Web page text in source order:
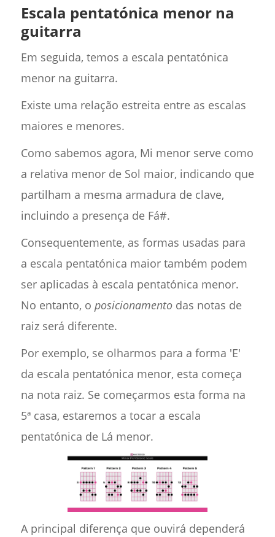
Escala pentatónica menor na
guitarra
Em seguida, temos a escala pentatónica
menor na guitarra.
Existe uma relação estreita entre as escalas
maiores e menores.
Como sabemos agora, Mi menor serve como
a relativa menor de Sol maior, indicando que
partilham a mesma armadura de clave,
incluindo a presença de Fá#.
Consequentemente, as formas usadas para
a escala pentatónica maior também podem
ser aplicadas à escala pentatónica menor.
No entanto, o posicionamentodas notas de
raiz será diferente.
Por exemplo, se olharmos para a forma 'E'
da escala pentatónica menor, esta começa
na nota raiz. Se começarmos esta forma na
5ª casa, estaremos a tocar a escala
pentatónica de Lá menor.
A principal diferença que ouvirá dependerá